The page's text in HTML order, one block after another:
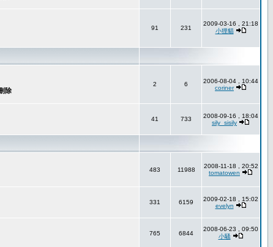
91 231
2009-03-16 , 21:18
小狸貓
2 6
2006-08-04 , 10:44
coriner
41 733
2008-09-16 , 18:04
sily_sisily
483 11988
2008-11-18 , 20:52
tomatowen
331 6159
2009-02-18 , 15:02
evelyn
765 6844
2008-06-23 , 09:50
小騷